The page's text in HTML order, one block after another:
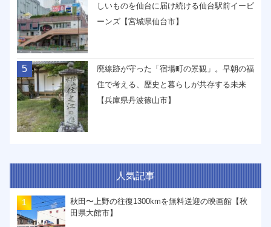
しいものを仙台に届け続ける仙台駅前イービ
ーンズ【宮城県仙台市】
5
廃線跡が守った「宿場町の景観」。早朝の福
住で考える、歴史と暮らしが共存する未来
【兵庫県丹波篠山市】
人気記事
秋田〜上野の往復1300kmを無料送迎の映画館【秋
田県大館市】